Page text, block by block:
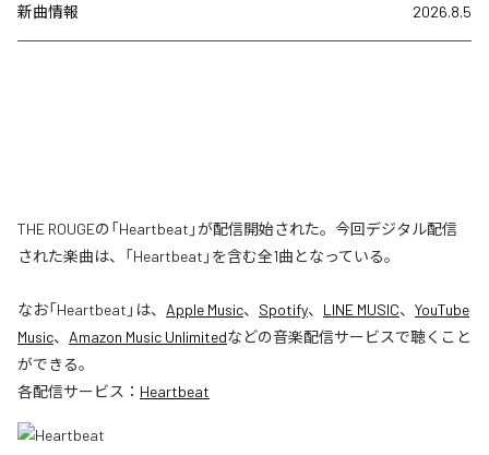
新曲情報 2026.8.5
THE ROUGEの「Heartbeat」が配信開始された。今回デジタル配信
された楽曲は、「Heartbeat」を含む全1曲となっている。
なお「Heartbeat 」は、 Apple Music、 Spotify、 LINE MUSIC、 YouTube
Music、 Amazon Music Unlimitedなどの音楽配信サービスで聴くこと
ができる。
各配信サービス： Heartbeat